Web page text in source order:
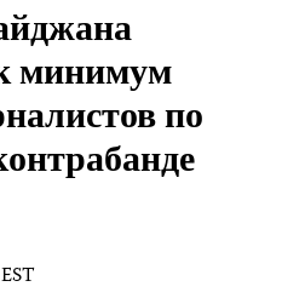
минимум
по